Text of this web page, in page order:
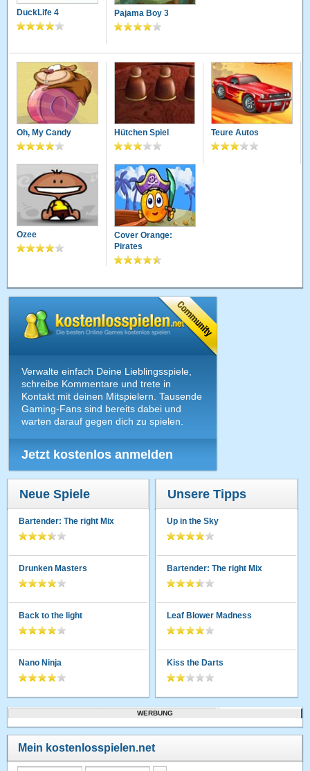
DuckLife 4 Pajama Boy 3
Oh, My Candy Hütchen Spiel Teure Autos
Ozee
Cover Orange:
Pirates
Verwalte einfach Deine Lieblingsspiele,
schreibe Kommentare und trete in
Kontakt mit deinen Mitspielern. Tausende
Gaming-Fans sind bereits dabei und
warten darauf gegen dich zu spielen.
Jetzt kostenlos anmelden
Neue Spiele
Bartender: The right Mix
Drunken Masters
Back to the light
Nano Ninja
Unsere Tipps
Up in the Sky
Bartender: The right Mix
Leaf Blower Madness
Kiss the Darts
WERBUNG
Mein kostenlosspielen.net